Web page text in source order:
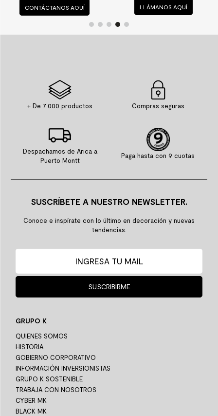
CONTÁCTANOS AQUÍ LLÁMANOS AQUÍ
+ De 7.000 productos Compras seguras
Despachamos de Arica a
Puerto Montt
Paga hasta con 9 cuotas
SUSCRÍBETE A NUESTRO NEWSLETTER.
Conoce e inspírate con lo último en decoración y nuevas
tendencias.
SUSCRIBIRME
GRUPO K
QUIENES SOMOS
HISTORIA
GOBIERNO CORPORATIVO
INFORMACIÓN INVERSIONISTAS
GRUPO K SOSTENIBLE
TRABAJA CON NOSOTROS
CYBER MK
BLACK MK